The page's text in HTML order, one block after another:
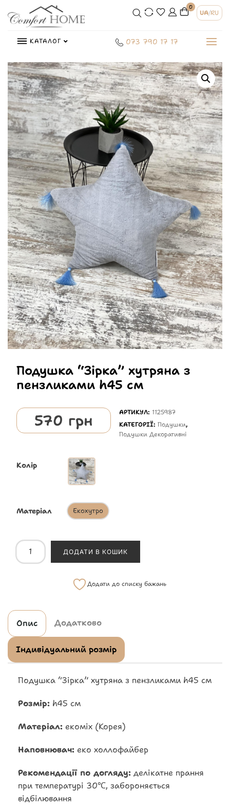
0
UA/RU
КАТАЛОГ 073 790 17 17
Подушка “Зірка” хутряна з
пензликами h45 см
570 грн АРТИКУЛ: 1125987
КАТЕГОРІЇ:Подушки,
Подушки Декоративні
Колір
Матеріал Екохутро
ДОДАТИ В КОШИК
Додати до списку бажань
Опис Додатково
Індивідуальний розмір
Подушка “Зірка” хутряна з пензликами h45 см
Розмір: h45 см
Матеріал: екоміх (Корея)
Наповнювач: еко холлофайбер
Рекомендації по догляду: делікатне прання
при температурі 30℃, забороняється
відбілювання